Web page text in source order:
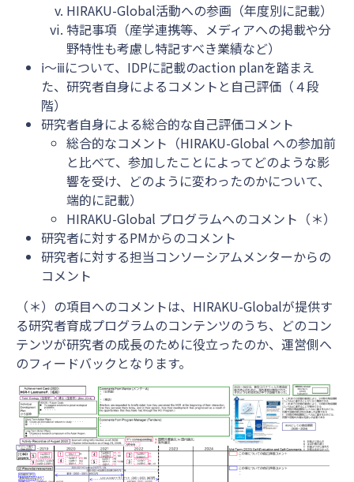
HIRAKU-Global活動への参画（年度別に記載）
特記事項（産学連携等、メディアへの掲載や分
野特性も考慮し特記すべき業績など）
ⅰ〜ⅲについて、IDPに記載のaction planを踏まえ
た、研究者自身によるコメントと自己評価（４段
階）
研究者自身による総合的な自己評価コメント
総合的なコメント（HIRAKU-Global への参加前
と比べて、参加したことによってどのような影
響を受け、どのように変わったのかについて、
端的に記載）
HIRAKU-Global プログラムへのコメント（＊）
研究者に対するPMからのコメント
研究者に対する担当コンソーシアムメンターからの
コメント
（＊）の項目へのコメントは、HIRAKU-Globalが提供す
る研究者育成プログラムのコンテンツのうち、どのコン
テンツが研究者の成長のために役立ったのか、運営側へ
のフィードバックとなります。